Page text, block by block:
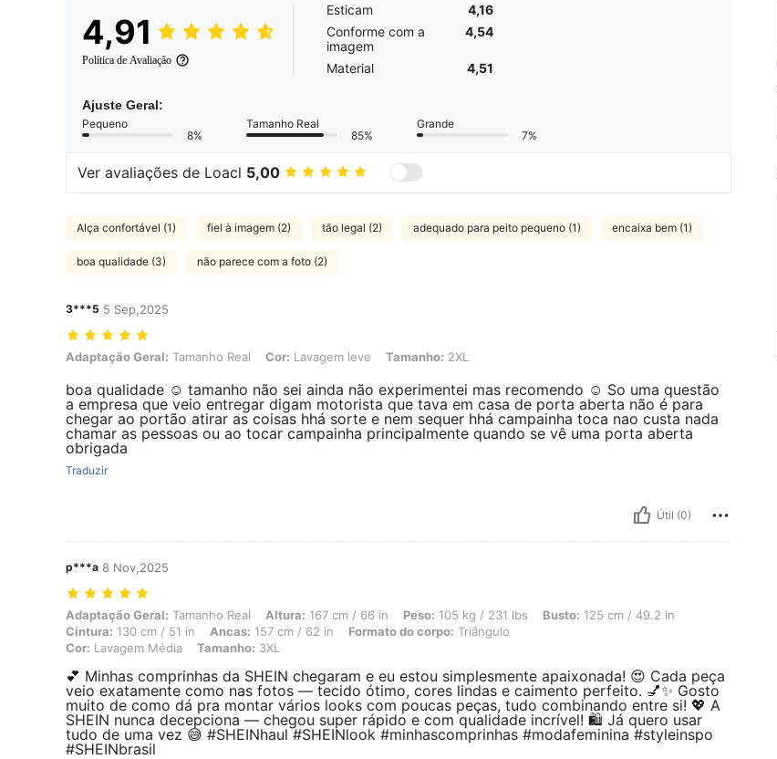
4,91
Política de Avaliação
Esticam
4,16
Conforme com a
imagem
4,54
Material 4,51
Ajuste Geral:
Pequeno
8%
Tamanho Real
85%
Grande
7%
Ver avaliações de Loacl 5,00
Alça confortável (1) fiel à imagem (2) tão legal (2) adequado para peito pequeno (1) encaixa bem (1)
boa qualidade (3) não parece com a foto (2)
3***5 5 Sep,2025
Adaptação Geral: Tamanho Real, Cor: Lavagem leve, Tamanho: 2XL
Adaptação Geral: Tamanho Real Cor: Lavagem leve Tamanho: 2XL
boa qualidade ☺️ tamanho não sei ainda não experimentei mas recomendo ☺️ So uma questão
a empresa que veio entregar digam motorista que tava em casa de porta aberta não é para
chegar ao portão atirar as coisas hhá sorte e nem sequer hhá campainha toca nao custa nada
chamar as pessoas ou ao tocar campainha principalmente quando se vê uma porta aberta
obrigada
Traduzir
Útil (0)
p***a 8 Nov,2025
Adaptação Geral: Tamanho Real, Altura: 167 cm / 66 in, Peso: 105 kg / 231 lbs, Busto: 125 cm / 49.2 in, Cintura: 130 cm / 51 in, Ancas: 157
Adaptação Geral: Tamanho Real Altura: 167 cm / 66 in Peso: 105 kg / 231 lbs Busto: 125 cm / 49.2 in
Cintura: 130 cm / 51 in Ancas: 157 cm / 62 in Formato do corpo: Triângulo
Cor: Lavagem Média Tamanho: 3XL
💕 Minhas comprinhas da SHEIN chegaram e eu estou simplesmente apaixonada! 😍 Cada peça
veio exatamente como nas fotos — tecido ótimo, cores lindas e caimento perfeito. 💅✨ Gosto
muito de como dá pra montar vários looks com poucas peças, tudo combinando entre si! 💖 A
SHEIN nunca decepciona — chegou super rápido e com qualidade incrível! 🛍️ Já quero usar
tudo de uma vez 😅 #SHEINhaul #SHEINlook #minhascomprinhas #modafeminina #styleinspo
#SHEINbrasil